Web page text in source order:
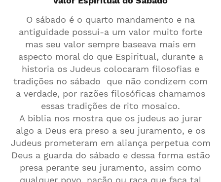
O sábado é o quarto mandamento e na
antiguidade possui-a um valor muito forte
mas seu valor sempre baseava mais em
aspecto moral do que Espiritual, durante a
historia os Judeus colocaram filosofias e
tradições no sábado que não condizem com
a verdade, por razões filosóficas chamamos
essas tradições de rito mosaico.
A biblia nos mostra que os judeus ao jurar
algo a Deus era preso a seu juramento, e os
Judeus prometeram em aliança perpetua com
Deus a guarda do sábado e dessa forma estão
presa perante seu juramento, assim como
qualquer povo, nação ou raça que faça tal